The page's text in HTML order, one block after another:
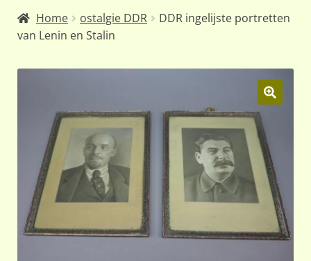
Home ostalgie DDR
DDR ingelijste portretten
van Lenin en Stalin